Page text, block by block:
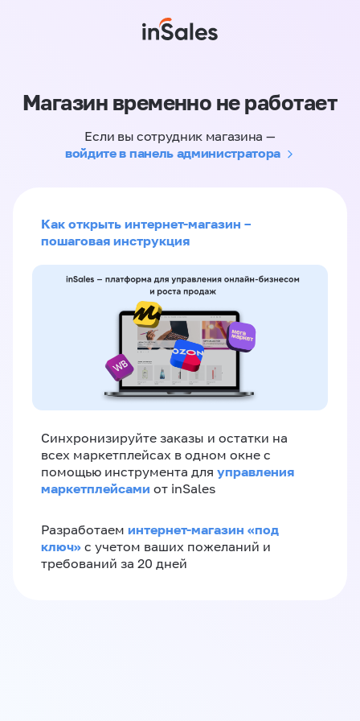
Магазин временно не работает
Если вы сотрудник магазина —
войдите в панель администратора
Как открыть интернет-магазин –
пошаговая инструкция
Синхронизируйте заказы и остатки на
всех маркетплейсах в одном окне с
помощью инструмента для управления
маркетплейсами от inSales
Разработаем интернет-магазин «‎под
ключ»‎ с учетом ваших пожеланий и
требований за 20 дней